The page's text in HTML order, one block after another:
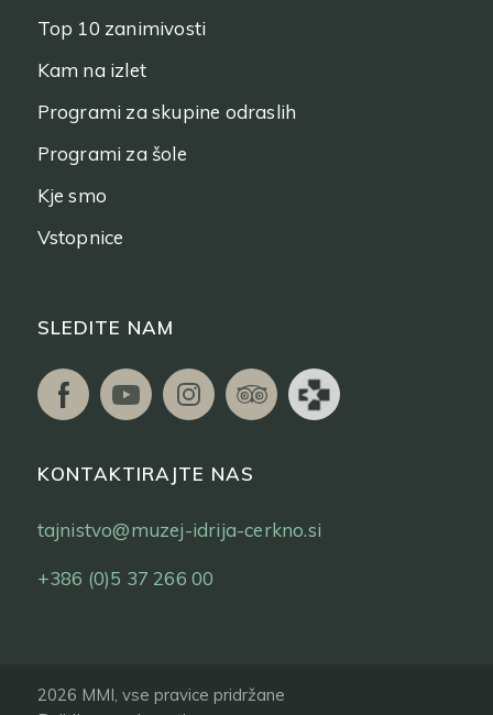
Top 10 zanimivosti
Kam na izlet
Programi za skupine odraslih
Programi za šole
Kje smo
Vstopnice
SLEDITE NAM
KONTAKTIRAJTE NAS
tajnistvo@muzej-idrija-cerkno.si
+386 (0)5 37 266 00
2026 MMI, vse pravice pridržane